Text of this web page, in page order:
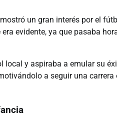
un gran interés por el
evidente, ya que pasaba
y aspiraba a emular su
a seguir una